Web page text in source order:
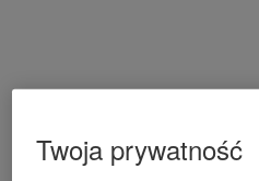
Twoja prywatność